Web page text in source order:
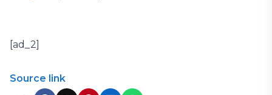
[ad_2]
Source link